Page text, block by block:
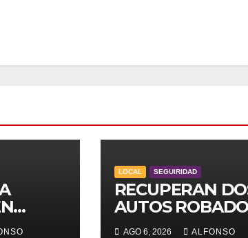
LOCAL SEGUIRIDAD
RECUPERAN
AUTOS
AGO 6, 2026 ALFONSO